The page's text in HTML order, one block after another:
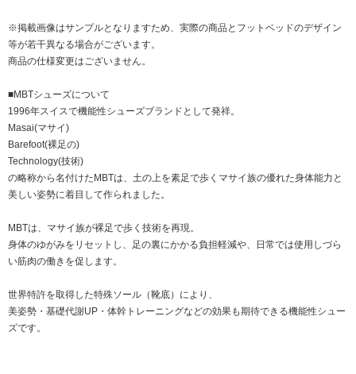
※掲載画像はサンプルとなりますため、実際の商品とフットベッドのデザイン
等が若干異なる場合がございます。
商品の仕様変更はございません。
■MBTシューズについて
1996年スイスで機能性シューズブランドとして発祥。
Masai(マサイ)
Barefoot(裸足の)
Technology(技術)
の略称から名付けたMBTは、土の上を素足で歩くマサイ族の優れた身体能力と
美しい姿勢に着目して作られました。
MBTは、マサイ族が裸足で歩く技術を再現。
身体のゆがみをリセットし、足の裏にかかる負担軽減や、日常では使用しづら
い筋肉の働きを促します。
世界特許を取得した特殊ソール（靴底）により、
美姿勢・基礎代謝UP・体幹トレーニングなどの効果も期待できる機能性シュー
ズです。